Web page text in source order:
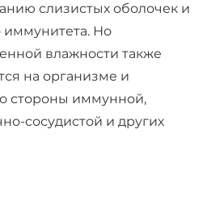
слизистых оболочек и
Но
влажности также
на организме и
стороны иммунной,
сосудистой и других